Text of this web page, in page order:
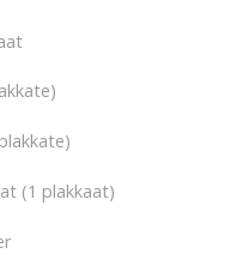
(1 plakkaat)